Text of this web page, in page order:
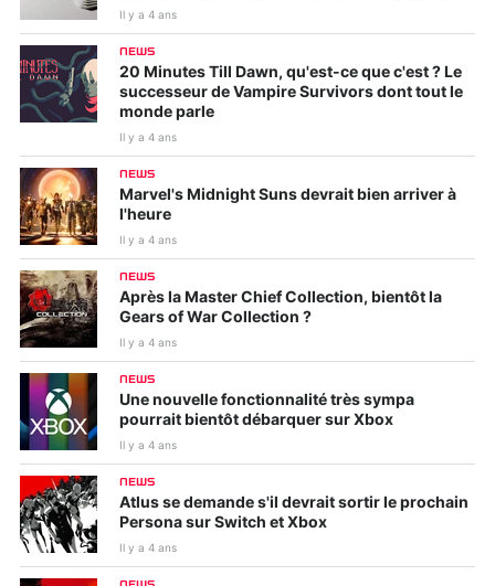
Il y a 4 ans
NEWS
20 Minutes Till Dawn, qu'est-ce que c'est ? Le
successeur de Vampire Survivors dont tout le
monde parle
Il y a 4 ans
NEWS
Marvel's Midnight Suns devrait bien arriver à
l'heure
Il y a 4 ans
NEWS
Après la Master Chief Collection, bientôt la
Gears of War Collection ?
Il y a 4 ans
NEWS
Une nouvelle fonctionnalité très sympa
pourrait bientôt débarquer sur Xbox
Il y a 4 ans
NEWS
Atlus se demande s'il devrait sortir le prochain
Persona sur Switch et Xbox
Il y a 4 ans